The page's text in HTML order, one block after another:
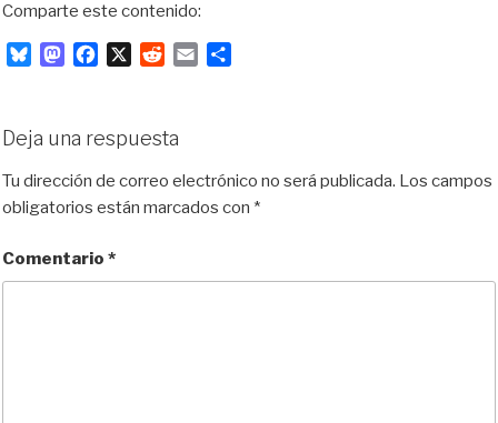
Comparte este contenido:
s
k
y
M
o
d
o
b
o
o
X
d
i
t
r
t
Deja una respuesta
Tu dirección de correo electrónico no será publicada. Los campos
obligatorios están marcados con *
Comentario *